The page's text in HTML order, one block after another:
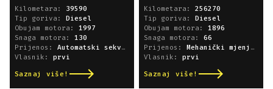
Kilometara: 39590
Tip goriva: Diesel
Obujam motora: 1997
Snaga motora: 130
Prijenos: Automatski sekvencijski
Vlasnik: prvi
Saznaj više!
Kilometara: 256270
Tip goriva: Diesel
Obujam motora: 1896
Snaga motora: 66
Prijenos: Mehanički mjenjač
Vlasnik: prvi
Saznaj više!